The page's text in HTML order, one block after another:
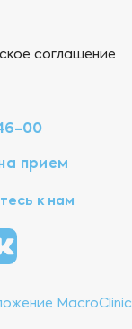
соглашение
00
прием
к нам
MacroClinic